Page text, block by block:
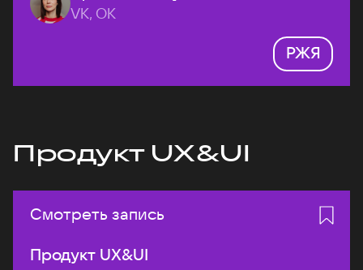
VK, ОК
РЖЯ
Продукт UX&UI
Смотреть запись
Продукт UX&UI